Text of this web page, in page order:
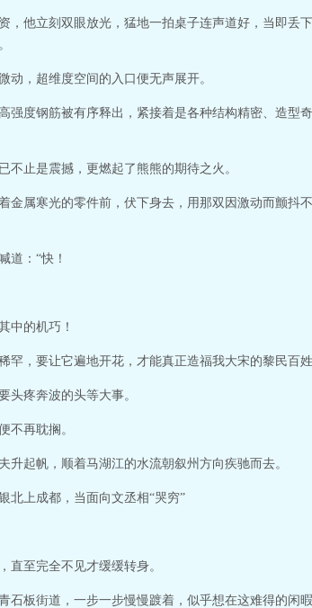
，他立刻双眼放光，猛地一拍桌子连声道好，当即丢
动，超维度空间的入口便无声展开。
强度钢筋被有序释出，紧接着是各种结构精密、造型
止是震撼，更燃起了熊熊的期待之火。
金属寒光的零件前，伏下身去，用那双因激动而颤抖
道：“快！
中的机巧！
罕，要让它遍地开花，才能真正造福我大宋的黎民百
头疼奔波的头等大事。
不再耽搁。
起帆，顺着马湖江的水流朝叙州方向疾驰而去。
北上成都，当面向文丞相“哭穷”
直至完全不见才缓缓转身。
板街道，一步一步慢慢踱着，似乎想在这难得的闲